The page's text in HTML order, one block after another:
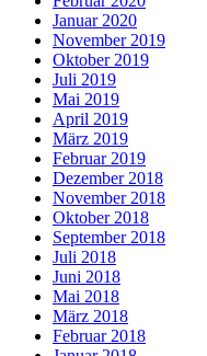
Januar 2020
November 2019
Oktober 2019
Juli 2019
Mai 2019
April 2019
März 2019
Februar 2019
Dezember 2018
November 2018
Oktober 2018
September 2018
Juli 2018
Juni 2018
Mai 2018
März 2018
Februar 2018